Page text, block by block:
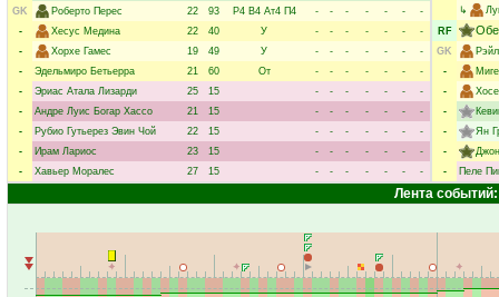
GK
Роберто Перес 22 93 Р4 В4 Ат4 П4 - - - - - -
-
-
Хесус Медина 22 40 У - - - - - -
-
-
Хорхе Гамес 19 49 У - - - - - -
-
-
Эдельмиро Бетьерра 21 60 От - - - - - -
-
-
Эриас Атала Лизарди 25 15 - - - - - -
-
-
Андре Луис Богар Хассо 21 15 - - - - - -
-
-
Рубио Гутьерез Эвин Чой 22 15 - - - - - -
-
-
Ирам Лариос 23 15 - - - - - -
-
-
Хавьер Моралес 27 15 - - - - - - -
↳
RF
GK
-
-
-
-
Ян
-
-
Пеле
Лента событий: